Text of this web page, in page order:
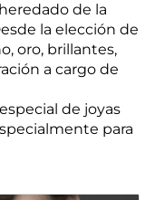
de la
la elección de
oro, brillantes,
a cargo de
de joyas
para